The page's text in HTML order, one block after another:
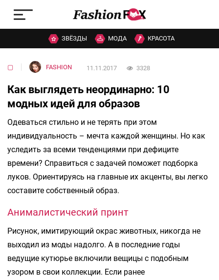
ЗВЁЗДЫ МОДА КРАСОТА
▢ FASHION 11.11.2017 3328
Как выглядеть неординарно: 10
модных идей для образов
Одеваться стильно и не терять при этом
индивидуальность – мечта каждой женщины. Но как
уследить за всеми тенденциями при дефиците
времени? Справиться с задачей поможет подборка
луков. Ориентируясь на главные их акценты, вы легко
составите собственный образ.
Анималистический принт
Рисунок, имитирующий окрас животных, никогда не
выходил из моды надолго. А в последние годы
ведущие кутюрье включили вещицы с подобным
узором в свои коллекции. Если ранее